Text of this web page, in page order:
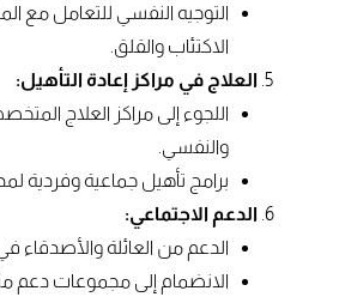
التوجيه النفسي للتعامل مع
الاكتئاب والقلق.
العلاج في مراكز إعادة التأهيل:
اللجوء إلى مراكز العلاج
والنفسي.
برامج تأهيل جماعية وفردية
الدعم الاجتماعي:
الدعم من العائلة والأصدقاء في